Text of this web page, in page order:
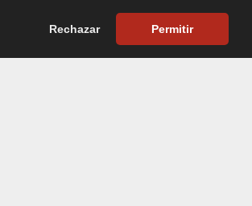
Rechazar Permitir
INFORMACIÓN CONTACTO